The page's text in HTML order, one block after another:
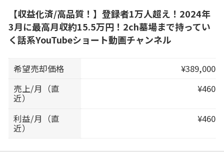
【収益化済/高品質！】登録者1万人超え！2024年
3月に最高月収約15.5万円！2ch墓場まで持ってい
く話系YouTubeショート動画チャンネル
希望売却価格
¥389,000
売上/月（直
近）
¥460
利益/月（直
近）
¥460